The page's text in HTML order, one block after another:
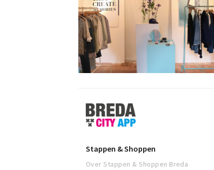
Stappen
&
Shoppen
Stappen & Shoppen
Over Stappen & Shoppen Breda